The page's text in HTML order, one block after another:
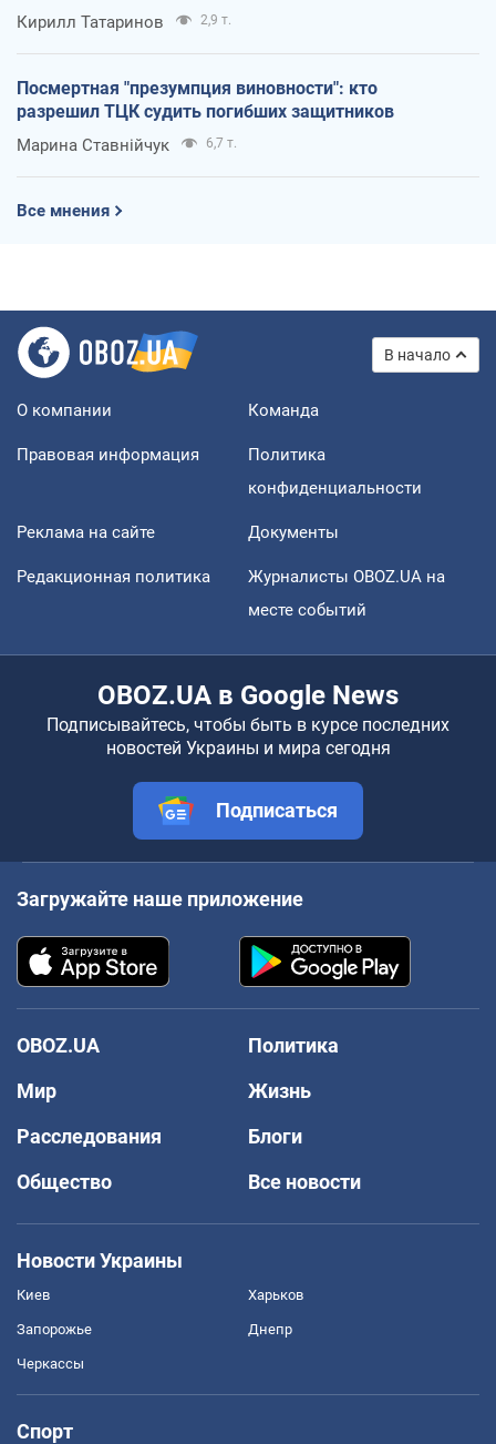
Кирилл Татаринов 2,9 т.
Посмертная "презумпция виновности": кто
разрешил ТЦК судить погибших защитников
Марина Ставнійчук 6,7 т.
Все мнения
В начало
О компании Команда
Правовая информация
Политика
конфиденциальности
Реклама на сайте Документы
Редакционная политика
Журналисты OBOZ.UA на
месте событий
OBOZ.UA в Google News
Подписывайтесь, чтобы быть в курсе последних
новостей Украины и мира сегодня
Подписаться
Загружайте наше приложение
OBOZ.UA
Политика
Мир
Жизнь
Расследования
Блоги
Общество
Все новости
Новости Украины
Киев Харьков
Запорожье Днепр
Черкассы
Спорт